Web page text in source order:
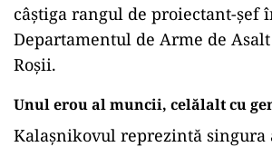
câştiga rangul de proiectant-şef
Departamentul de Arme de
Roşii.
Unul erou al muncii, celălalt cu
Kalaşnikovul reprezintă singura